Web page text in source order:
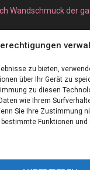
zu bieten,
über Ihr Gerät zu
zu diesen
wie Ihrem
Sie Ihre Zustimmung
Funktionen und
Wandschmuck der
Bare-Metal- und